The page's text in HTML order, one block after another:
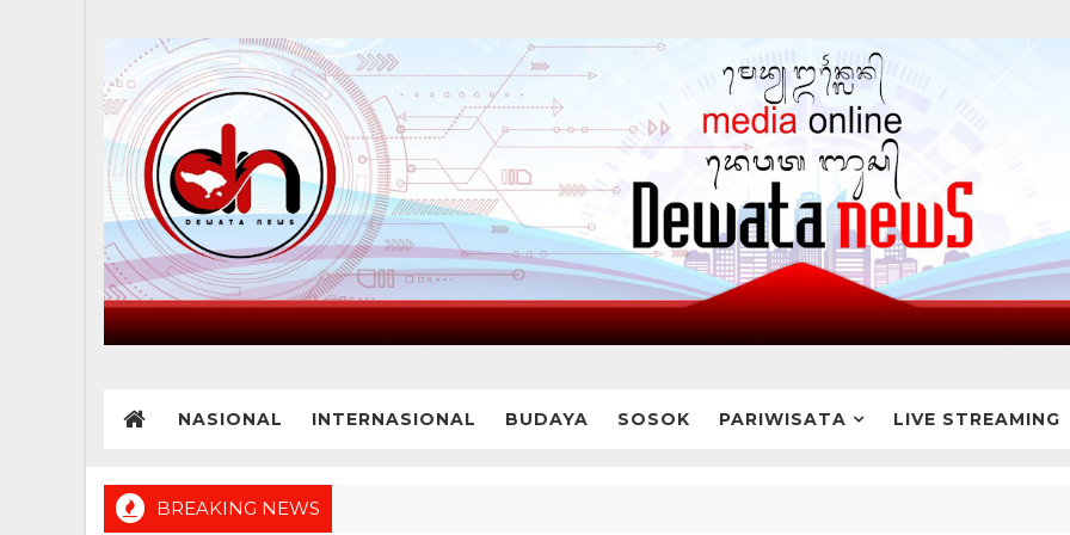
NASIONAL INTERNASIONAL BUDAYA SOSOK PARIWISATA LIVE STREAMING
BREAKING NEWS